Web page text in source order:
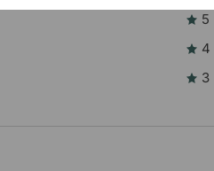
5
4
3